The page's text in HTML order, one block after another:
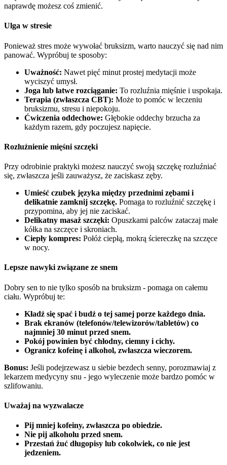
naprawdę możesz coś zmienić.
Ulga w stresie
Ponieważ stres może wywołać bruksizm, warto nauczyć się nad nim
panować. Wypróbuj te sposoby:
Uważność: Nawet pięć minut prostej medytacji może
wyciszyć umysł.
Joga lub łatwe rozciąganie: To rozluźnia mięśnie i uspokaja.
Terapia (zwłaszcza CBT): Może to pomóc w leczeniu
bruksizmu, stresu i niepokoju.
Ćwiczenia oddechowe: Głębokie oddechy brzucha za
każdym razem, gdy poczujesz napięcie.
Rozluźnienie mięśni szczęki
Przy odrobinie praktyki możesz nauczyć swoją szczękę rozluźniać
się, zwłaszcza jeśli zauważysz, że zaciskasz zęby.
Umieść czubek języka między przednimi zębami i
delikatnie zamknij szczękę. Pomaga to rozluźnić szczękę i
przypomina, aby jej nie zaciskać.
Delikatny masaż szczęki: Opuszkami palców zataczaj małe
kółka na szczęce i skroniach.
Ciepły kompres: Połóż ciepłą, mokrą ściereczkę na szczęce
w nocy.
Lepsze nawyki związane ze snem
Dobry sen to nie tylko sposób na bruksizm - pomaga on całemu
ciału. Wypróbuj te:
Kładź się spać i budź o tej samej porze każdego dnia.
Brak ekranów (telefonów/telewizorów/tabletów) co
najmniej 30 minut przed snem.
Pokój powinien być chłodny, ciemny i cichy.
Ogranicz kofeinę i alkohol, zwłaszcza wieczorem.
Bonus: Jeśli podejrzewasz u siebie bezdech senny, porozmawiaj z
lekarzem medycyny snu - jego wyleczenie może bardzo pomóc w
szlifowaniu.
Uważaj na wyzwalacze
Pij mniej kofeiny, zwłaszcza po obiedzie.
Nie pij alkoholu przed snem.
Przestań żuć długopisy lub cokolwiek, co nie jest
jedzeniem.